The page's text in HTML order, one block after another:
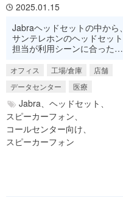
2025.01.15
Jabraヘッドセットの中から、
サンテレホンのヘッドセット
担当が利用シーンに合ったお
オフィス 工場/倉庫
店舗
データセンター
医療
Jabra、 ヘッドセット、
スピーカーフォン、
コールセンター向け、
スピーカーフォン